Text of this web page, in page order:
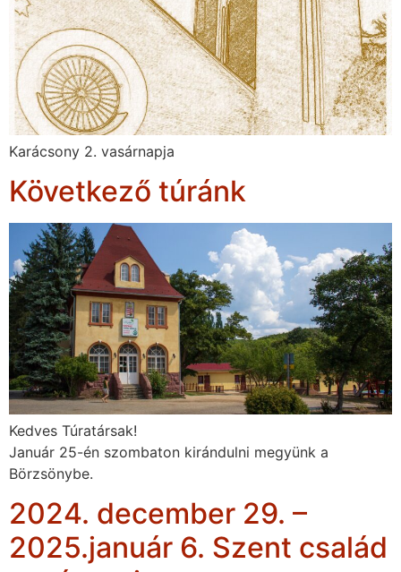
Karácsony 2. vasárnapja
Következő túránk
Kedves Túratársak!
Január 25-én szombaton kirándulni megyünk a
Börzsönybe.
2024. december 29. –
2025.január 6. Szent család